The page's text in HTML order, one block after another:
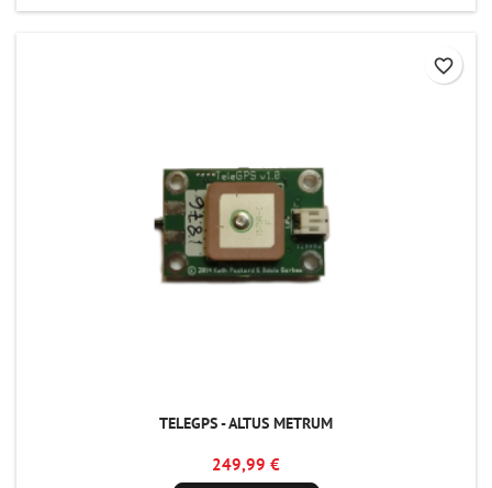
TELEGPS - ALTUS METRUM
249,99 €
favorite_border